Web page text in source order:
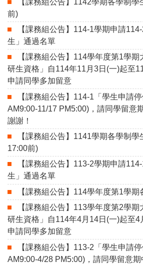
前)
【課務組公告】114-1學期申請
生」通過名單
【課務組公告】114學年度第1學
研生資格」自114年11月3日(一)起至
申請同學多加留意
【課務組公告】114-1「學生申請
AM9:00-11/17 PM5:00)，請同學留意
謝謝！
【課務組公告】1141學期各學制
17:00前)
【課務組公告】113-2學期申請
生」通過名單
【課務組公告】114學年度第1學期
【課務組公告】113學年度第2學
研生資格」自114年4月14日(一)起至4
申請同學多加留意
【課務組公告】113-2「學生申請
AM9:00-4/28 PM5:00)，請同學留意